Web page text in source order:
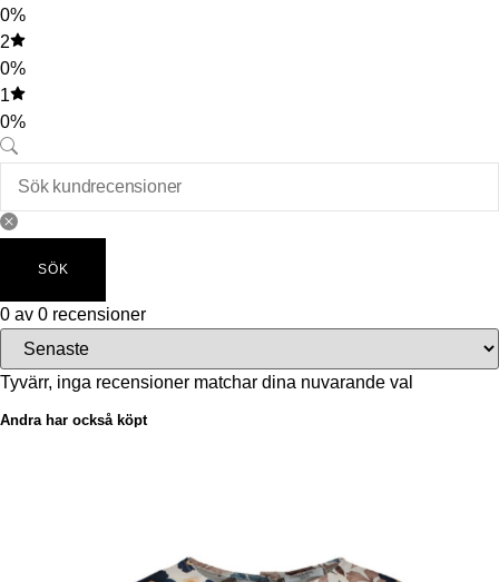
0%
2
0%
1
0%
SÖK
0 av 0 recensioner
Tyvärr, inga recensioner matchar dina nuvarande val
Andra har också köpt